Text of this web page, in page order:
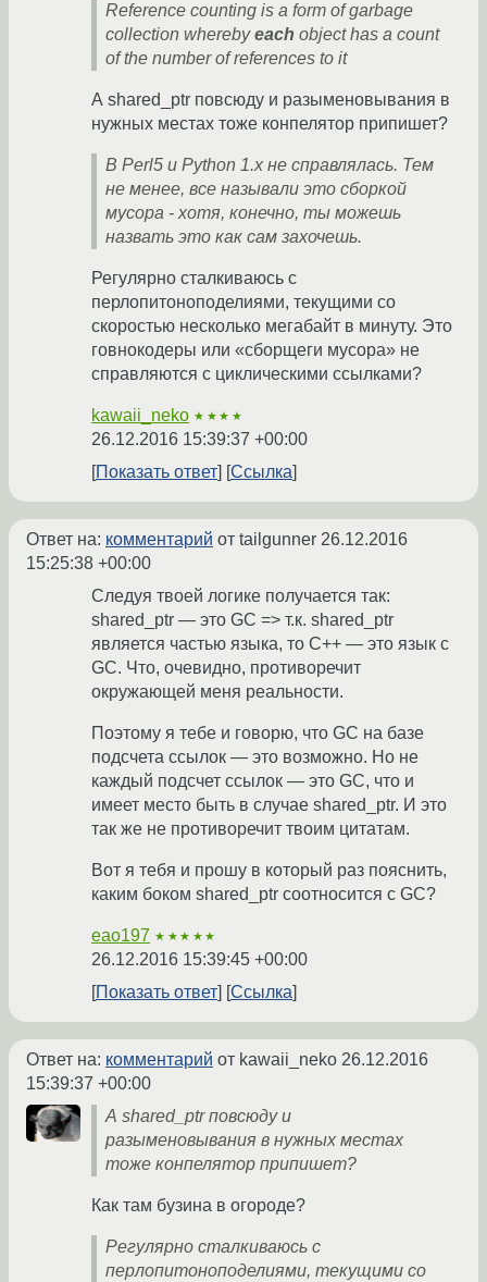
Reference counting is a form of garbage
collection wherebyeach object has a count
of the number of references to it
А shared_ptr повсюду и разыменовывания в
нужных местах тоже конпелятор припишет?
В Perl5 и Python 1.x не справлялась. Тем
не менее, все называли это сборкой
мусора - хотя, конечно, ты можешь
назвать это как сам захочешь.
Регулярно сталкиваюсь с
перлопитоноподелиями, текущими со
скоростью несколько мегабайт в минуту. Это
говнокодеры или «сборщеги мусора» не
справляются с циклическими ссылками?
kawaii_neko ★★★★
26.12.2016 15:39:37 +00:00
Показать ответ
Ссылка
Ответ на: комментарий от tailgunner 26.12.2016
15:25:38 +00:00
Следуя твоей логике получается так:
shared_ptr — это GC => т.к. shared_ptr
является частью языка, то C++ — это язык с
GC. Что, очевидно, противоречит
окружающей меня реальности.
Поэтому я тебе и говорю, что GC на базе
подсчета ссылок — это возможно. Но не
каждый подсчет ссылок — это GC, что и
имеет место быть в случае shared_ptr. И это
так же не противоречит твоим цитатам.
Вот я тебя и прошу в который раз пояснить,
каким боком shared_ptr соотносится с GC?
eao197 ★★★★★
26.12.2016 15:39:45 +00:00
Показать ответ
Ссылка
Ответ на: комментарий от kawaii_neko 26.12.2016
15:39:37 +00:00
А shared_ptr повсюду и
разыменовывания в нужных местах
тоже конпелятор припишет?
Как там бузина в огороде?
Регулярно сталкиваюсь с
перлопитоноподелиями, текущими со